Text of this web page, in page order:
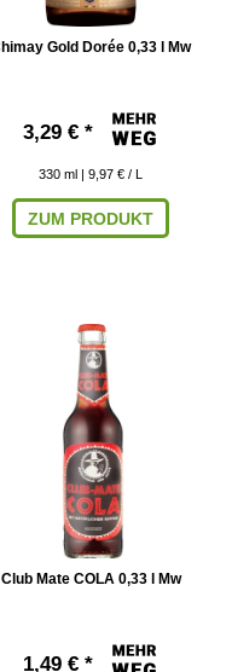
Gold Dorée 0,33 l Mw
3,29 € *
330 ml | 9,97 € / L
ZUM PRODUKT
Club Mate COLA 0,33 l Mw
1,49 € *